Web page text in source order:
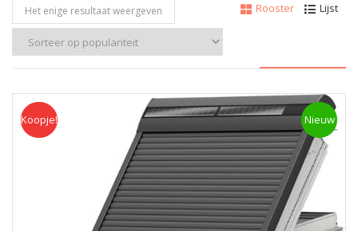
Rooster
Lijst
Het enige resultaat weergeven
Koopje Nieuw
Koopje!